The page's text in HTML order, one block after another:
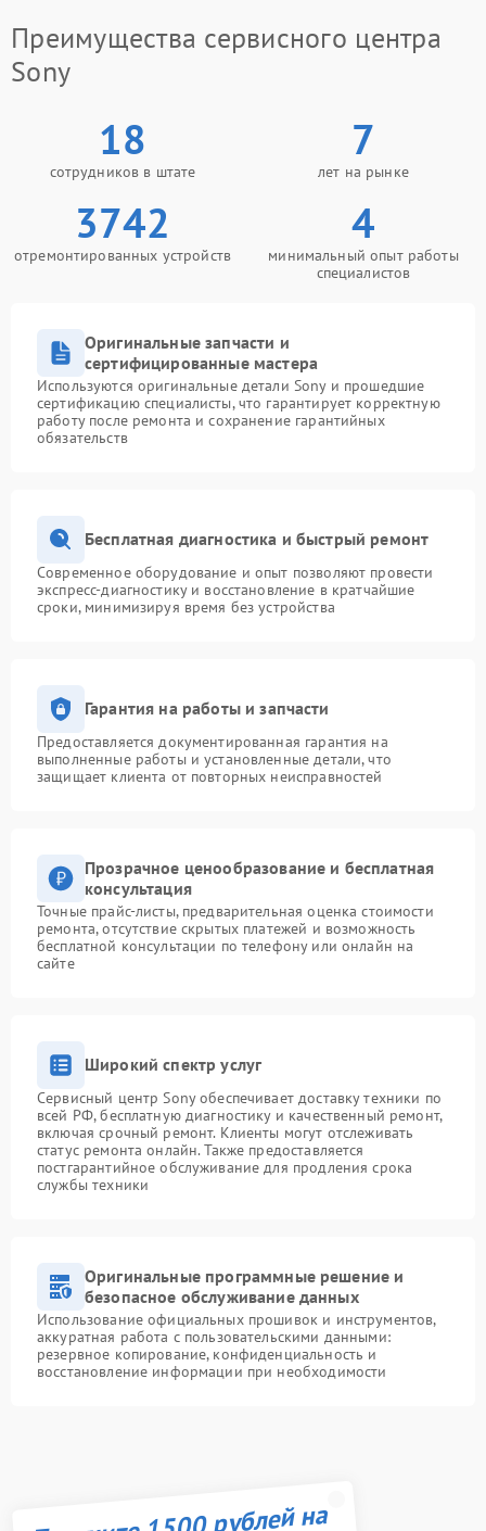
Преимущества сервисного центра
Sony
18
сотрудников в штате
7
лет на рынке
3742
отремонтированных устройств
4
минимальный опыт работы
специалистов
Оригинальные запчасти и
сертифицированные мастера
Используются оригинальные детали Sony и прошедшие
сертификацию специалисты, что гарантирует корректную
работу после ремонта и сохранение гарантийных
обязательств
Бесплатная диагностика и быстрый ремонт
Современное оборудование и опыт позволяют провести
экспресс-диагностику и восстановление в кратчайшие
сроки, минимизируя время без устройства
Гарантия на работы и запчасти
Предоставляется документированная гарантия на
выполненные работы и установленные детали, что
защищает клиента от повторных неисправностей
Прозрачное ценообразование и бесплатная
консультация
Точные прайс-листы, предварительная оценка стоимости
ремонта, отсутствие скрытых платежей и возможность
бесплатной консультации по телефону или онлайн на
сайте
Широкий спектр услуг
Сервисный центр Sony обеспечивает доставку техники по
всей РФ, бесплатную диагностику и качественный ремонт,
включая срочный ремонт. Клиенты могут отслеживать
статус ремонта онлайн. Также предоставляется
постгарантийное обслуживание для продления срока
службы техники
Оригинальные программные решение и
безопасное обслуживание данных
Использование официальных прошивок и инструментов,
аккуратная работа с пользовательскими данными:
резервное копирование, конфиденциальность и
восстановление информации при необходимости